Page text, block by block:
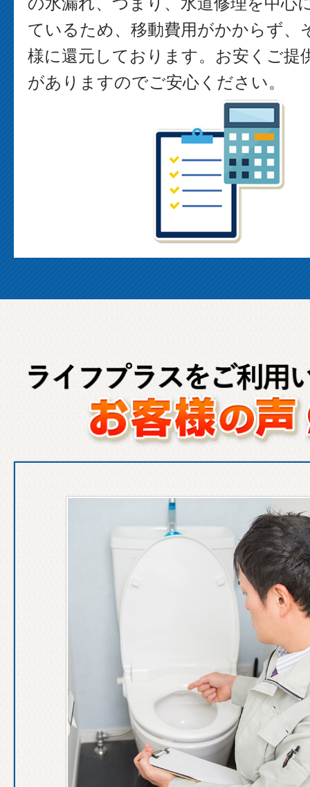
ているため、移動費用がかからず、
様に還元しております。お安くご提
がありますのでご安心ください。